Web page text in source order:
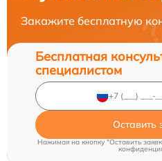
Закажите бесплатную
Бесплатная
специалистом
Оставить
Нажимая на кнопку "Оставить